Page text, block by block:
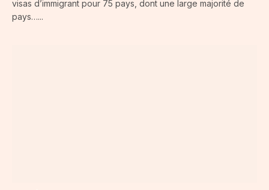
visas d’immigrant pour 75 pays, dont une large majorité de
pays…...